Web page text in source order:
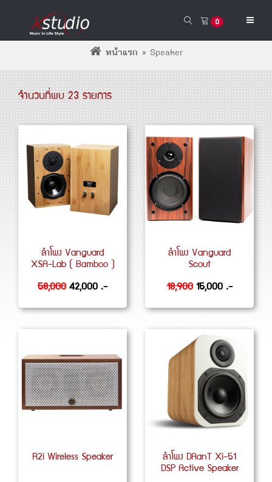
0
หน้าแรก » Speaker
จำนวนที่พบ 23 รายการ
ลำโพง Vanguard
XSA-Lab ( Bamboo )
58,00042,000 .-
ลำโพง Vanguard
Scout
18,90015,000 .-
R2i Wireless Speaker
ลำโพง DAanT Xi-51
DSP Active Speaker